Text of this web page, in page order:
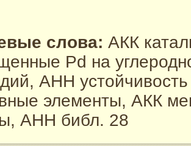
слова: АКК
Pd на
АНН
элементы, АКК
АНН библ. 28